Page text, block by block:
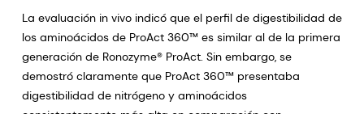
La evaluación in vivo indicó que el perfil de digestibilidad de
los aminoácidos de ProAct 360™ es similar al de la primera
generación de Ronozyme® ProAct. Sin embargo, se
demostró claramente que ProAct 360™ presentaba
digestibilidad de nitrógeno y aminoácidos